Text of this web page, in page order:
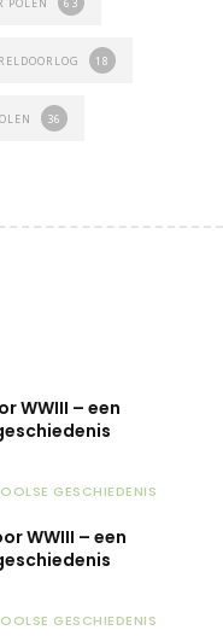
18
36
WWIII – een
GESCHIEDENIS
WWIII – een
GESCHIEDENIS